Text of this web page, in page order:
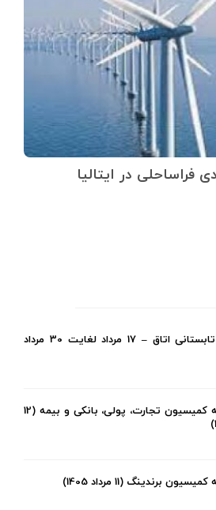
فراساحلی در ایتالیا
تعطیلات تابستانی اتاق – 17 مرداد لغایت 30 مرداد
صورتجلسه کمیسیون تجارت، پولی، بانکی و بیمه (12
برندینگ (11 مرداد 1405)